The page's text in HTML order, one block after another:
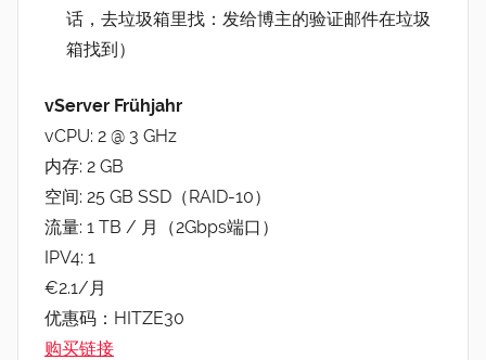
话，去垃圾箱里找：发给博主的验证邮件在垃圾
箱找到）
vServer Frühjahr
vCPU: 2 @ 3 GHz
内存: 2 GB
空间: 25 GB SSD（RAID-10）
流量: 1 TB / 月（2Gbps端口）
IPV4: 1
€2.1/月
优惠码：HITZE30
购买链接